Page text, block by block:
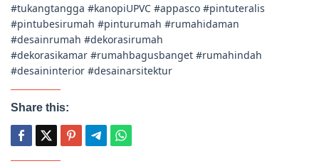
#tukangtangga #kanopiUPVC #appasco #pintuteralis
#pintubesirumah #pinturumah #rumahidaman
#desainrumah #dekorasirumah
#dekorasikamar #rumahbagusbanget #rumahindah
#desaininterior #desainarsitektur
Share this: